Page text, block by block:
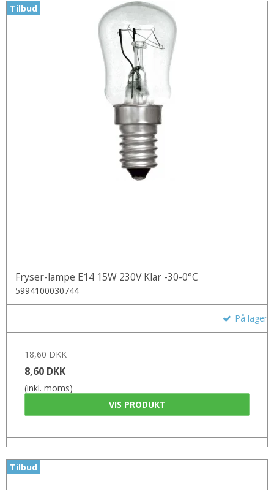
Tilbud
Fryser-lampe E14 15W 230V Klar -30-0°C
5994100030744
På lager
18,60 DKK
8,60 DKK
(inkl. moms)
VIS PRODUKT
Tilbud